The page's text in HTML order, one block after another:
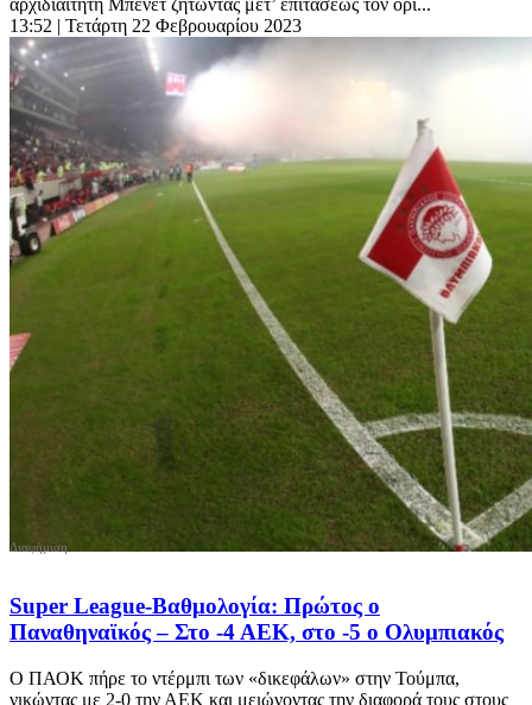
αρχιδιαιτητή Μπένετ ζητώντας μετ’ επιτάσεως τον ορι...
13:52 | Τετάρτη 22 Φεβρουαρίου 2023
Super League-Βαθμολογία: Πρώτος ο
Παναθηναϊκός – Στο -4 ΑΕΚ, στο -5 ο Ολυμπιακός
Ο ΠΑΟΚ πήρε το ντέρμπι των «δικεφάλων» στην Τούμπα,
νικώντας με 2-0 την ΑΕΚ και μειώνοντας την διαφορά τους στους